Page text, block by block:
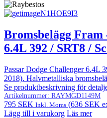
Bromsbelägg Fram
6.4L 392 / SRT8 /
Passar Dodge Challenger 6.4L
2018). Halvmetalliska
Se produktbeskrivning för
Artikelnummer: RAYMGD1149M
795 SEK Inkl. Moms (636 SEK
Lägg till i varukorg Läs mer